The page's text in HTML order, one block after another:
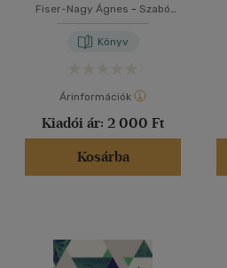
Fiser-Nagy Ágnes - Szabó
Könyv
Árinformációk
Kiadói ár: 2 000 Ft
Kosárba